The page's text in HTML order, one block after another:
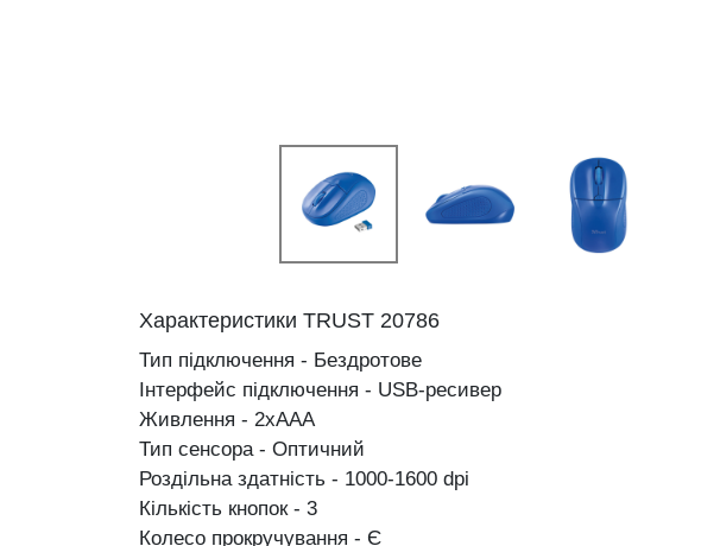
Характеристики TRUST 20786
Тип підключення - Бездротове
Інтерфейс підключення - USB-ресивер
Живлення - 2xAAA
Тип сенсора - Оптичний
Роздільна здатність - 1000-1600 dpi
Кількість кнопок - 3
Колесо прокручування - Є